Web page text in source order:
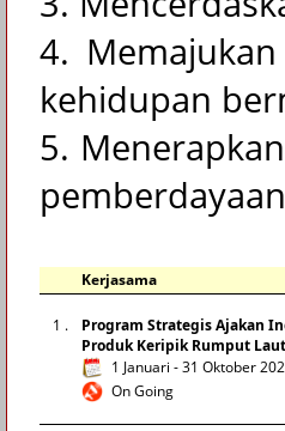
4.
kehidupan
5.
Kerjasama
1 .
Program Strategis Ajakan
Produk Keripik Rumput Laut
1 Januari - 31 Oktober
On Going